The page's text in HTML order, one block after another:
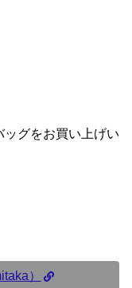
グをお買い上げい
）